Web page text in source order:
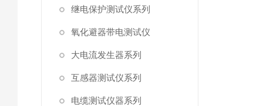
继电保护测试仪系列
氧化避器带电测试仪
大电流发生器系列
互感器测试仪系列
电缆测试仪器系列